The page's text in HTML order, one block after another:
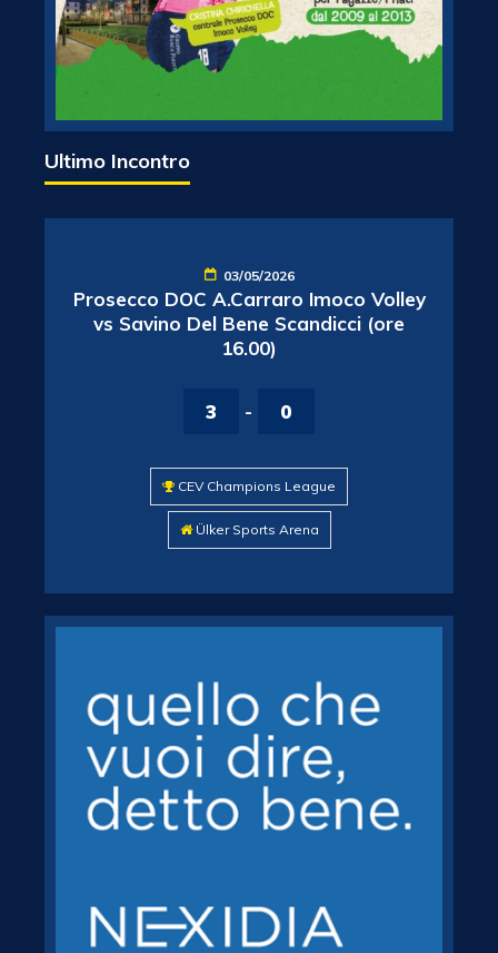
Ultimo Incontro
03/05/2026
Prosecco DOC A.Carraro Imoco Volley
vs Savino Del Bene Scandicci (ore
16.00)
3 - 0
CEV Champions League
Ülker Sports Arena